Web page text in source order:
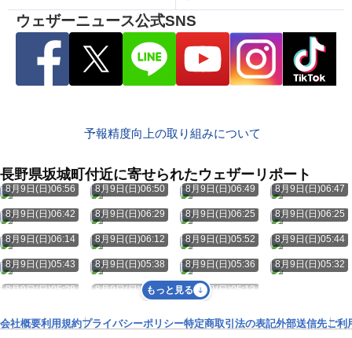
ウェザーニュース公式SNS
予報精度向上の取り組みについて
長野県坂城町付近に寄せられたウェザーリポート
8月9日(日)06:56 8月9日(日)06:50 8月9日(日)06:49 8月9日(日)06:47
8月9日(日)06:42 8月9日(日)06:29 8月9日(日)06:25 8月9日(日)06:25
8月9日(日)06:14 8月9日(日)06:12 8月9日(日)05:52 8月9日(日)05:44
8月9日(日)05:43 8月9日(日)05:38 8月9日(日)05:36 8月9日(日)05:32
8月9日(日)05:28 8月9日(日)05:21 8月9日(日)05:13
もっと見る
会社概要利用規約プライバシーポリシー特定商取引法の表記外部送信先ご利